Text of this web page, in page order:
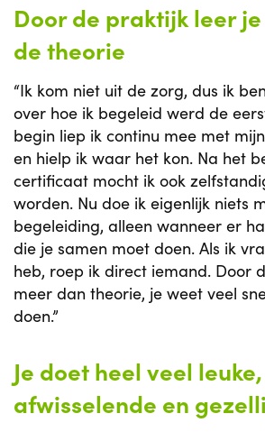
Door de praktijk leer
de theorie
“Ik kom niet uit de zorg, dus ik
over hoe ik begeleid werd de
begin liep ik continu mee met
en hielp ik waar het kon. Na het
certificaat mocht ik ook
worden. Nu doe ik eigenlijk niets
begeleiding, alleen wanneer er
die je samen moet doen. Als ik
heb, roep ik direct iemand. Door
meer dan theorie, je weet veel
doen.”
Je doet heel veel leuke,
afwisselende en